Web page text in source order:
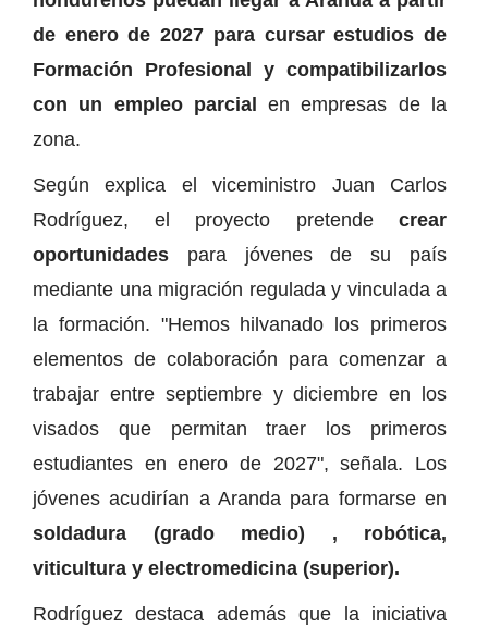
de enero de 2027 para cursar estudios de
Formación Profesional y compatibilizarlos
con un empleo parcial en empresas de la
zona.
Según explica el viceministro Juan Carlos
Rodríguez, el proyecto pretende crear
oportunidades para jóvenes de su país
mediante una migración regulada y vinculada a
la formación. "Hemos hilvanado los primeros
elementos de colaboración para comenzar a
trabajar entre septiembre y diciembre en los
visados que permitan traer los primeros
estudiantes en enero de 2027", señala. Los
jóvenes acudirían a Aranda para formarse en
soldadura (grado medio) , robótica,
viticultura y electromedicina (superior).
Rodríguez destaca además que la iniciativa